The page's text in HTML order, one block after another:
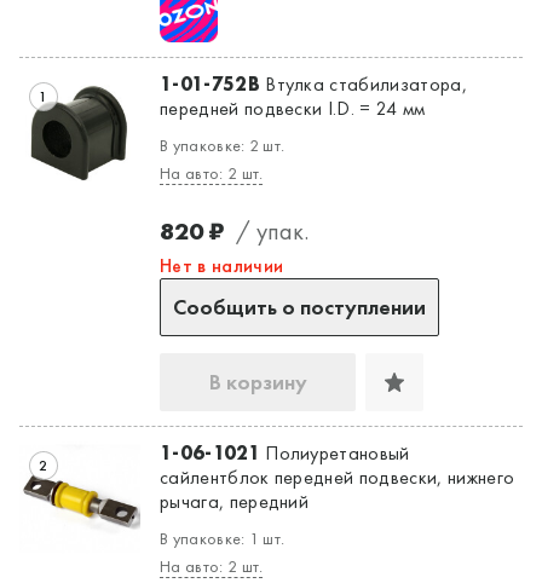
Да, верно Нет, выбрать другой
1 1-01-752B Втулка стабилизатора,
передней подвески I.D. = 24 мм
В упаковке: 2 шт.
На авто: 2 шт.
820 ₽ / упак.
Нет в наличии
Сообщить о поступлении
В корзину
2 1-06-1021 Полиуретановый
сайлентблок передней подвески, нижнего
рычага, передний
В упаковке: 1 шт.
На авто: 2 шт.